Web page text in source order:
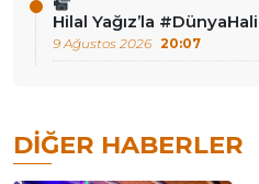
Hilal Yağız’la #DünyaHali
9 Ağustos 2026 20:07
DIĞER HABERLER